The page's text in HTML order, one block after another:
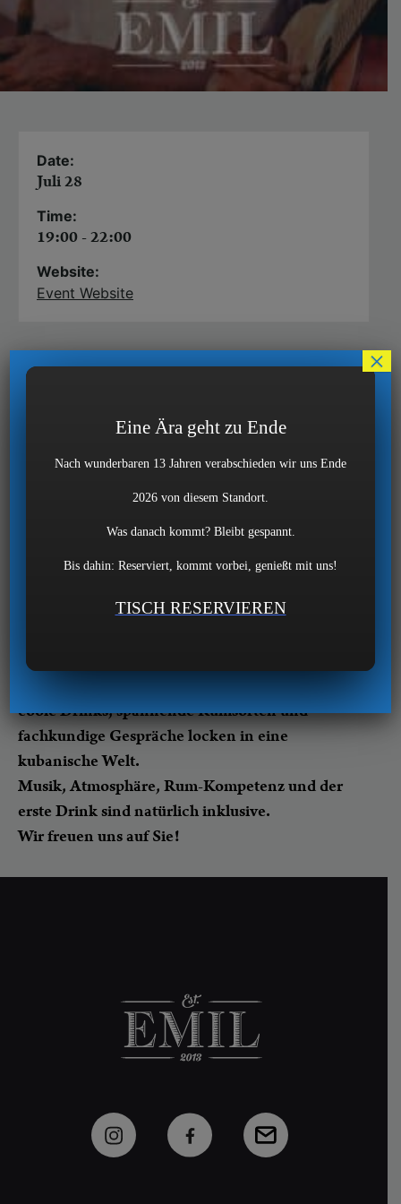
Date:
Juli 28
Time:
19:00 - 22:00
Website:
Event Website
Zu den Klängen von Latin Pop und Buena Vista
Social Club verköstigen wir Sie mit einem
BBQ-Station bis 20:00 Uhr für Sie geöffnet und
sorgt für eine gute
EMIL-Barchef und passionierte Rumliebhaber
Rum- und Rumcocktailbar mit seiner Crew für Sie
coole Drinks, spannende Rumsorten und
fachkundige Gespräche locken in eine
kubanische Welt.
Musik, Atmosphäre, Rum-Kompetenz und der
erste Drink sind natürlich inklusive.
Wir freuen uns auf Sie!
Eine Ära geht zu Ende
Nach wunderbaren 13 Jahren verabschieden wir uns Ende
2026 von diesem Standort.
Was danach kommt? Bleibt gespannt.
Bis dahin: Reserviert, kommt vorbei, genießt mit uns!
TISCH RESERVIEREN
×